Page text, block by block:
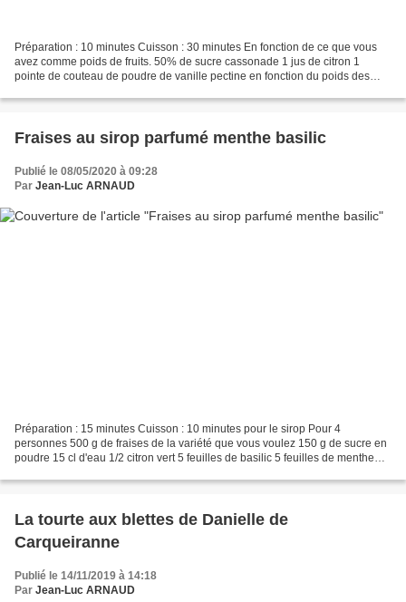
Préparation : 10 minutes Cuisson : 30 minutes En fonction de ce que vous
avez comme poids de fruits. 50% de sucre cassonade 1 jus de citron 1
pointe de couteau de poudre de vanille pectine en fonction du poids des
Fraises au sirop parfumé menthe basilic
Publié le 08/05/2020 à 09:28
Par Jean-Luc ARNAUD
Préparation : 15 minutes Cuisson : 10 minutes pour le sirop Pour 4
personnes 500 g de fraises de la variété que vous voulez 150 g de sucre en
poudre 15 cl d'eau 1/2 citron vert 5 feuilles de basilic 5 feuilles de menthe
La tourte aux blettes de Danielle de
Carqueiranne
Publié le 14/11/2019 à 14:18
Par Jean-Luc ARNAUD